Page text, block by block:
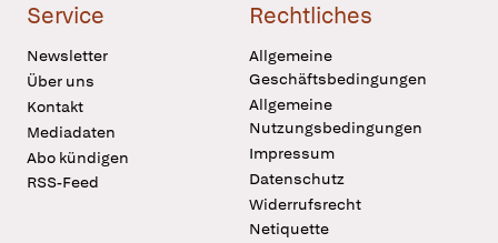
Service
Newsletter
Über uns
Kontakt
Mediadaten
Abo kündigen
RSS-Feed
Rechtliches
Allgemeine
Geschäftsbedingungen
Allgemeine
Nutzungsbedingungen
Impressum
Datenschutz
Widerrufsrecht
Netiquette